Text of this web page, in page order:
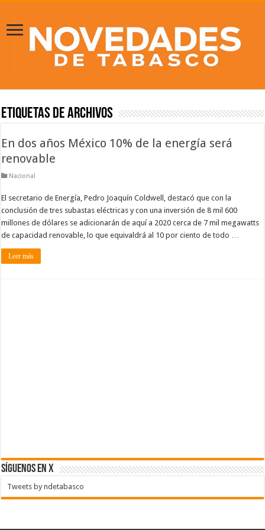
Etiquetas de Archivos
En dos años México 10% de la energía será
renovable
Nacional
El secretario de Energía, Pedro Joaquín Coldwell, destacó que con la
conclusión de tres subastas eléctricas y con una inversión de 8 mil 600
millones de dólares se adicionarán de aquí a 2020 cerca de 7 mil megawatts
de capacidad renovable, lo que equivaldrá al 10 por ciento de todo …
Leer más
SÍGUENOS EN X
Tweets by ndetabasco